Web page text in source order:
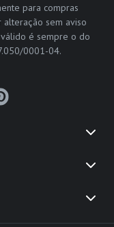
para compras
sem aviso
é sempre o do
0001-04.